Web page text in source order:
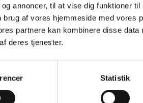
annoncer, til at vise dig funktioner
af vores hjemmeside med vores
partnere kan kombinere disse
deres tjenester.
Statistik
udgav i august 2023 bogen
autentisk og
ved at miste sin søn,
melder deres
blev tændt, da sønnens
fodspor | Dorte Prang